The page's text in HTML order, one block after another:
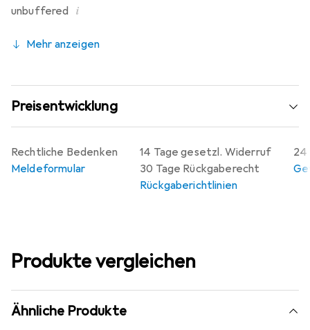
unbuffered i
Mehr anzeigen
Preisentwicklung
14 Tage gesetzl. Widerruf
30 Tage Rückgaberecht
Rückgaberichtlinien
24
Rechtliche Bedenken
Meldeformular
Produkte vergleichen
Ähnliche Produkte